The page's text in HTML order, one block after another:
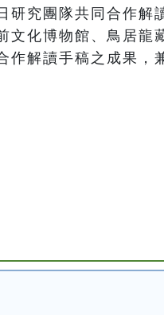
研究團隊共同合作解
文化博物館、鳥居龍
作解讀手稿之成果，